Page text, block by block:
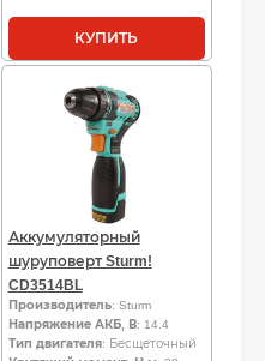
КУПИТЬ
Аккумуляторный
шуруповерт Sturm!
CD3514BL
Производитель: Sturm
Напряжение АКБ, В: 14.4
Тип двигателя: Бесщеточный